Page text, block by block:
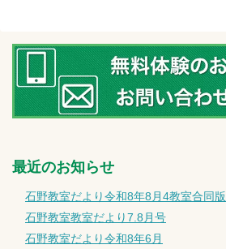
最近のお知らせ
石野教室だより令和8年8月4教室合同版
石野教室教室だより7.8月号
石野教室だより令和8年6月